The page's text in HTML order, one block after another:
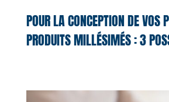
POUR LA CONCEPTION DE VOS
PRODUITS MILLÉSIMÉS : 3